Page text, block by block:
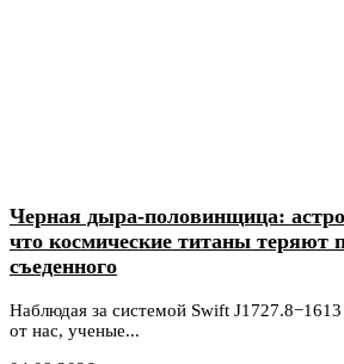
Черная дыра-половинщица:
что космические титаны теряют
съеденного
Наблюдая за системой Swift
от нас, ученые...